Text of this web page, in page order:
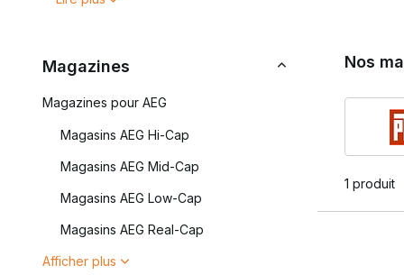
Les systèmes PTW exigent un ajustement précis et une
mécanique interne et à l'électronique des plateformes
Caractéristiques des chargeurs PTW :
Conception spécifique à la plateforme
Ajustement précis dans le puits de chargeur PTW
Configuration généralement Mid-Cap
En raison de leur structure interne différente, ces
Magazines
Magazines pour AEG
Magasins AEG Hi-Cap
Magasins AEG Mid-Cap
Magasins AEG Low-Cap
Magasins AEG Real-Cap
Afficher plus
Nos
1 produit